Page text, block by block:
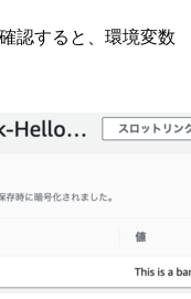
認すると、環境変数